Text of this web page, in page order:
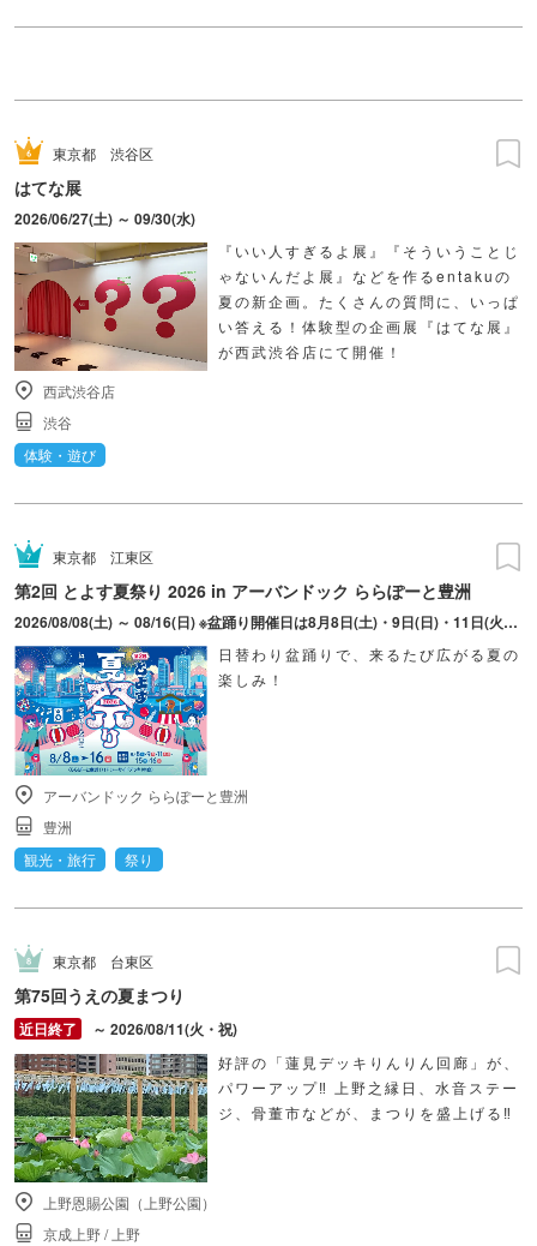
東京都 渋谷区
はてな展
2026/06/27(土) ～ 09/30(水)
『いい人すぎるよ展』『そういうことじ
ゃないんだよ展』などを作るentakuの
夏の新企画。たくさんの質問に、いっぱ
い答える！体験型の企画展『はてな展』
が西武渋谷店にて開催！
西武渋谷店
渋谷
体験・遊び
東京都 江東区
第2回 とよす夏祭り 2026 in アーバンドック ららぽーと豊洲
2026/08/08(土) ～ 08/16(日) ※盆踊り開催日は8月8日(土)・9日(日)・11日(火・祝)・15日(土)・16日(日)のみ。 ※縁日およびキッチンカーについては期間中の全日程営業予定。 ※開催コンテンツは日によって異なります。
日替わり盆踊りで、来るたび広がる夏の
楽しみ！
アーバンドック ららぽーと豊洲
豊洲
観光・旅行
祭り
東京都 台東区
第75回うえの夏まつり
～ 2026/08/11(火・祝)
好評の「蓮見デッキりんりん回廊」が、
パワーアップ‼ 上野之縁日、水音ステー
ジ、骨董市などが、まつりを盛上げる‼
上野恩賜公園（上野公園）
京成上野/ 上野